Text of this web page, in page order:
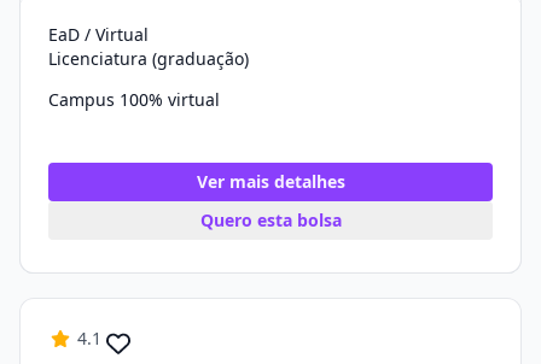
EaD / Virtual
Licenciatura (graduação)
Campus 100% virtual
Ver mais detalhes
Quero esta bolsa
4.1